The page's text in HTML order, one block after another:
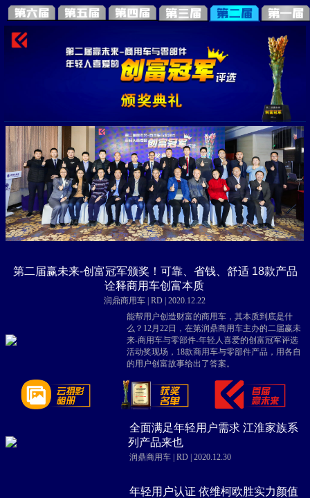
第二届赢未来-创富冠军颁奖！可靠、省钱、舒适 18款产品
诠释商用车创富本质
润鼎商用车 | RD | 2020.12.22
能帮用户创造财富的商用车，其本质到底是什
么？12月22日，在第润鼎商用车主办的二届赢未
来-商用车与零部件-年轻人喜爱的创富冠军评选
活动奖现场，18款商用车与零部件产品，用各自
的用户创富故事给出了答案。
全面满足年轻用户需求 江淮家族系
列产品来也
润鼎商用车 | RD | 2020.12.30
年轻用户认证 依维柯欧胜实力颜值